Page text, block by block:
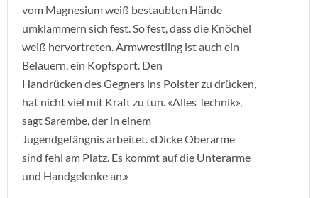
vom Magnesium weiß bestaubten Hände
umklammern sich fest. So fest, dass die Knöchel
weiß hervortreten. Armwrestling ist auch ein
Belauern, ein Kopfsport. Den
Handrücken des Gegners ins Polster zu drücken,
hat nicht viel mit Kraft zu tun. «Alles Technik»,
sagt Sarembe, der in einem
Jugendgefängnis arbeitet. «Dicke Oberarme
sind fehl am Platz. Es kommt auf die Unterarme
und Handgelenke an.»